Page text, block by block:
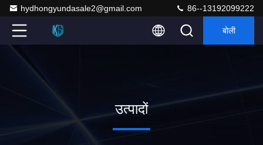
hydhongyundasale2@gmail.com 86--13192099222
बोली
उत्पादों